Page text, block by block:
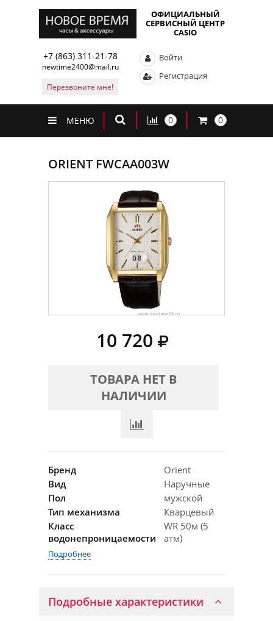
ОФИЦИАЛЬНЫЙ
СЕРВИСНЫЙ ЦЕНТР
CASIO
+7 (863) 311-21-78
newtime2400@mail.ru
Перезвоните мне!
Войти
Регистрация
МЕНЮ 0 0
ORIENT FWCAA003W
10 720
ТОВАРА НЕТ В
НАЛИЧИИ
Бренд
Orient
Вид
Наручные
Пол
мужской
Тип механизма
Кварцевый
Класс
водонепроницаемости
WR 50м (5
атм)
Подробнее
Подробные характеристики